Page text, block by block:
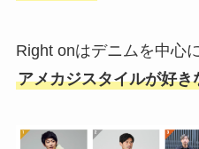
Right onはデニムを中心
アメカジスタイルが好き